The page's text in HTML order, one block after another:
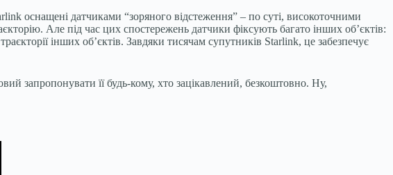
оснащені датчиками “зоряного відстеження” – по суті, високоточними
Але під час цих спостережень датчики фіксують багато інших об’єктів:
інших об’єктів. Завдяки тисячам супутників Starlink, це забезпечує
запропонувати її будь-кому, хто зацікавлений, безкоштовно. Ну,